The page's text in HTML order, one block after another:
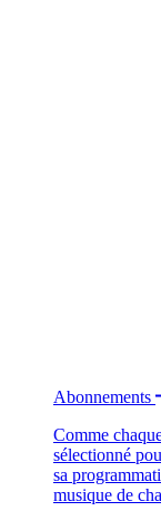
Abonnements
Comme
sélectionné
sa
musique de